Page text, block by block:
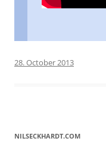
28. October 2013
NILSECKHARDT.COM